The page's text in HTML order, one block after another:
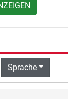
Sprache